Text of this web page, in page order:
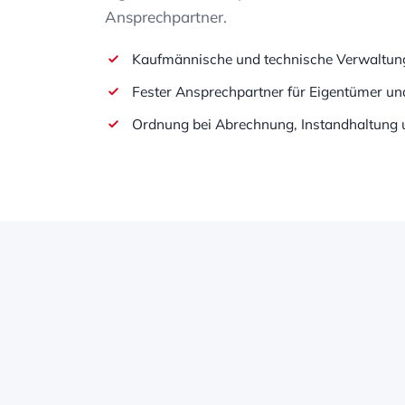
Ansprechpartner.
Kaufmännische und technische
Fester Ansprechpartner für Eigentümer
Ordnung bei Abrechnung, Instandhaltung